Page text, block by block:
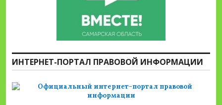
ИНТЕРНЕТ-ПОРТАЛ ПРАВОВОЙ ИНФОРМАЦИИ